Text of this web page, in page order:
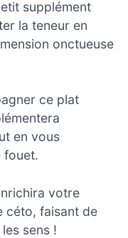
supplément
la teneur en
onctueuse
ce plat
en vous
fouet.
votre
céto, faisant de
sens !